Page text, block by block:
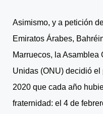
Asimismo, y a petición
Emiratos Árabes,
Marruecos, la
Unidas (ONU) decidió
2020 que cada año
fraternidad: el 4 de